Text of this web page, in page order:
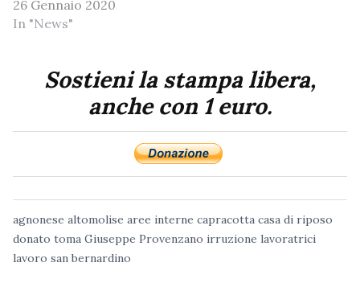
26 Gennaio 2020
In "News"
Sostieni la stampa libera,
anche con 1 euro.
agnonese altomolise aree interne capracotta casa di riposo
donato toma Giuseppe Provenzano irruzione lavoratrici
lavoro san bernardino